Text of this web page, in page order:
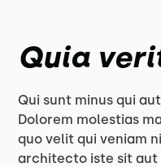
Quia
Qui sunt minus qui
Dolorem molestias
quo velit qui veniam
architecto iste sit